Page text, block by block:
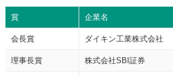
賞 企業名
会長賞 ダイキン工業株式会社
理事長賞 株式会社SBI証券